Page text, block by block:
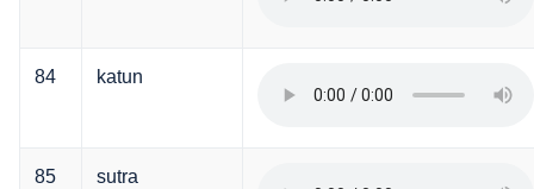
84 katun
85 sutra